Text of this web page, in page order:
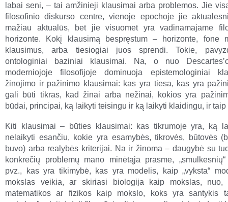
labai seni, – tai amžinieji klausimai arba problemos. Jie
filosofinio diskurso centre, vienoje epochoje jie
mažiau aktualūs, bet jie visuomet yra vadinamajame
horizonte. Kokį klausimą bespręstum – horizonte, fone
klausimus, arba tiesiogiai juos sprendi. Tokie,
ontologiniai baziniai klausimai. Na, o nuo
moderniojoje filosofijoje dominuoja epistemologiniai
žinojimo ir pažinimo klausimai: kas yra tiesa, kas yra
gali būti tikras, kad žinai arba nežinai, kokios yra
būdai, principai, ką laikyti teisingu ir ką laikyti klaidingu, ir taip
Kiti klausimai – būties klausimai: kas tikrumoje yra, ką
nelaikyti esančiu, kokie yra esamybės, tikrovės, būtovės
buvo) arba realybės kriterijai. Na ir žinoma – daugybė su
konkrečių problemų mano minėtąja prasme,
pvz., kas yra tikimybė, kas yra modelis, kaip „vyksta“
mokslas veikia, ar skiriasi biologija kaip mokslas, nuo,
matematikos ar fizikos kaip mokslo, koks yra santykis